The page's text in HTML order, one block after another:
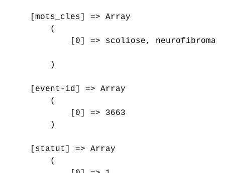
    [mots_cles] => Array
        (
[0] => scoliose,
        )
    [event-id] => Array
        (
            [0] => 3663
        )
    [statut] => Array
        (